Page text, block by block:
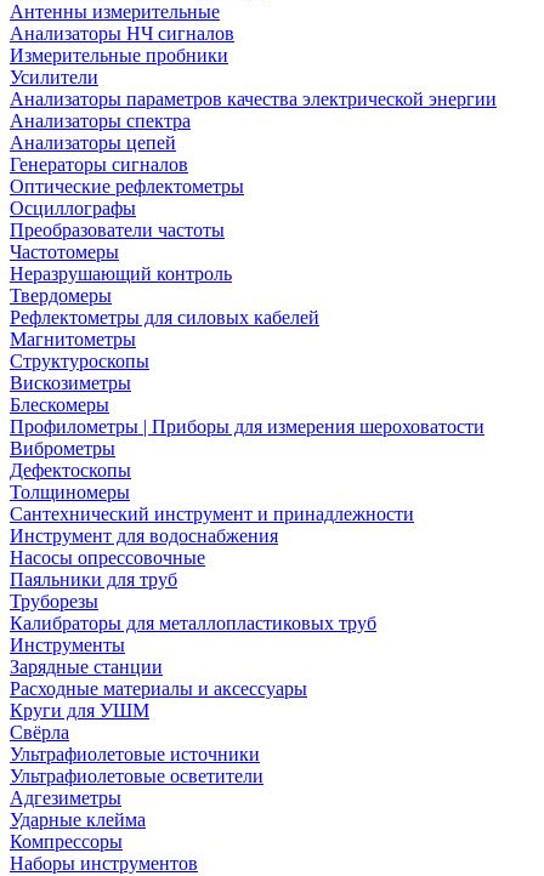
Антенны измерительные
Анализаторы НЧ сигналов
Измерительные пробники
Усилители
Анализаторы параметров качества электрической энергии
Анализаторы спектра
Анализаторы цепей
Генераторы сигналов
Оптические рефлектометры
Осциллографы
Преобразователи частоты
Частотомеры
Неразрушающий контроль
Твердомеры
Рефлектометры для силовых кабелей
Магнитометры
Структуроскопы
Вискозиметры
Блескомеры
Профилометры | Приборы для измерения шероховатости
Виброметры
Дефектоскопы
Толщиномеры
Сантехнический инструмент и принадлежности
Инструмент для водоснабжения
Насосы опрессовочные
Паяльники для труб
Труборезы
Калибраторы для металлопластиковых труб
Инструменты
Зарядные станции
Расходные материалы и аксессуары
Круги для УШМ
Свёрла
Ультрафиолетовые источники
Ультрафиолетовые осветители
Адгезиметры
Ударные клейма
Компрессоры
Наборы инструментов